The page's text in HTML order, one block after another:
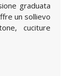
graduata
un sollievo
cuciture